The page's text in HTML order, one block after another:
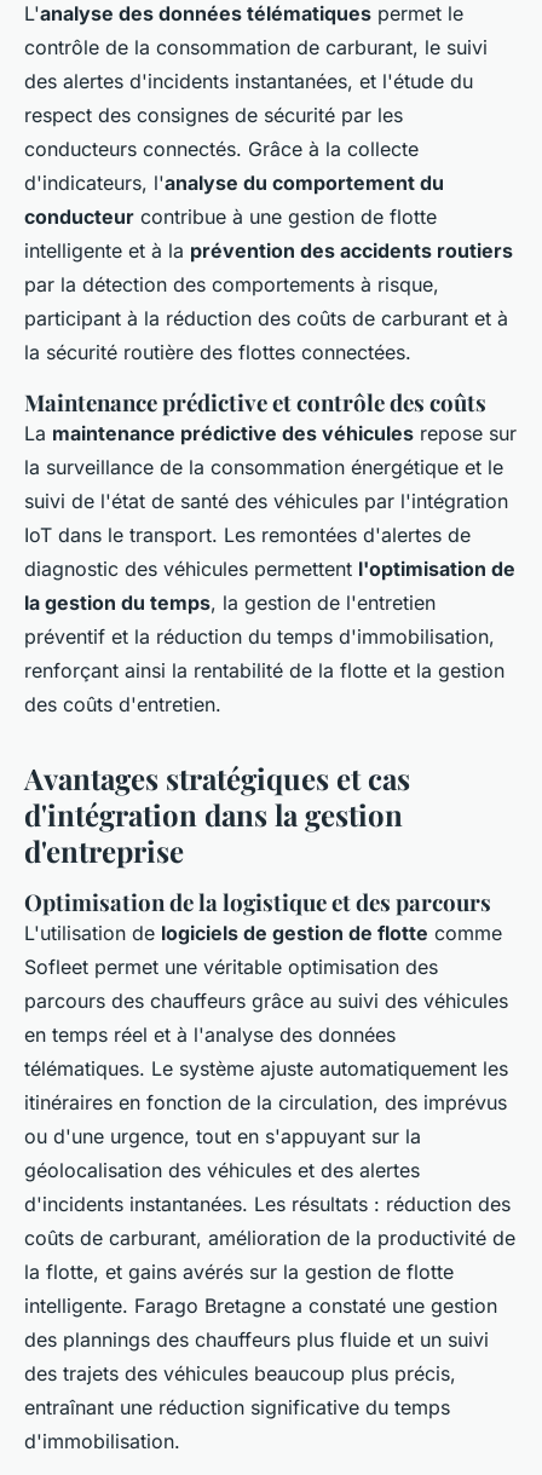
L'analyse des données télématiques permet le
contrôle de la consommation de carburant, le suivi
des alertes d'incidents instantanées, et l'étude du
respect des consignes de sécurité par les
conducteurs connectés. Grâce à la collecte
d'indicateurs, l'analyse du comportement du
conducteur contribue à une gestion de flotte
intelligente et à la prévention des accidents routiers
par la détection des comportements à risque,
participant à la réduction des coûts de carburant et à
la sécurité routière des flottes connectées.
Maintenance prédictive et contrôle des coûts
La maintenance prédictive des véhicules repose sur
la surveillance de la consommation énergétique et le
suivi de l'état de santé des véhicules par l'intégration
IoT dans le transport. Les remontées d'alertes de
diagnostic des véhicules permettent l'optimisation de
la gestion du temps, la gestion de l'entretien
préventif et la réduction du temps d'immobilisation,
renforçant ainsi la rentabilité de la flotte et la gestion
des coûts d'entretien.
Avantages stratégiques et cas
d'intégration dans la gestion
d'entreprise
Optimisation de la logistique et des parcours
L'utilisation de logiciels de gestion de flotte comme
Sofleet permet une véritable optimisation des
parcours des chauffeurs grâce au suivi des véhicules
en temps réel et à l'analyse des données
télématiques. Le système ajuste automatiquement les
itinéraires en fonction de la circulation, des imprévus
ou d'une urgence, tout en s'appuyant sur la
géolocalisation des véhicules et des alertes
d'incidents instantanées. Les résultats : réduction des
coûts de carburant, amélioration de la productivité de
la flotte, et gains avérés sur la gestion de flotte
intelligente. Farago Bretagne a constaté une gestion
des plannings des chauffeurs plus fluide et un suivi
des trajets des véhicules beaucoup plus précis,
entraînant une réduction significative du temps
d'immobilisation.